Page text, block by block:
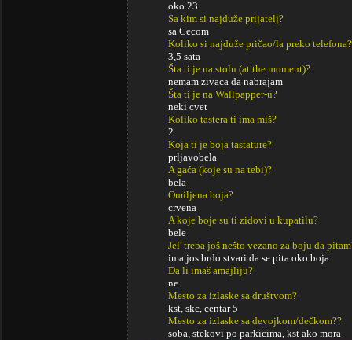
oko 23
Sa kim si najduže prijatelj?
sa Cecom
Koliko si najduže pričao/la preko telefona?
3,5 sata
Šta ti je na stolu (at the moment)?
nemam zivaca da nabrajam
Šta ti je na Wallpapper-u?
neki cvet
Koliko tastera ti ima miš?
2
Koja ti je boja tastature?
prljavobela
A gaća (koje su na tebi)?
bela
Omiljena boja?
crvena
A koje boje su ti zidovi u kupatilu?
bele
Jel' treba još nešto vezano za boju da
ima jos brdo stvari da se pita oko boja
Da li imaš amajliju?
ne
Mesto za izlaske sa društvom?
kst, skc, centar 5
Mesto za izlaske sa devojkom/dečkom??
soba, stekovi po parkicima, kst ako mora